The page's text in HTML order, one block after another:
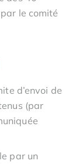
le comité
d’envoi de
(par
par un